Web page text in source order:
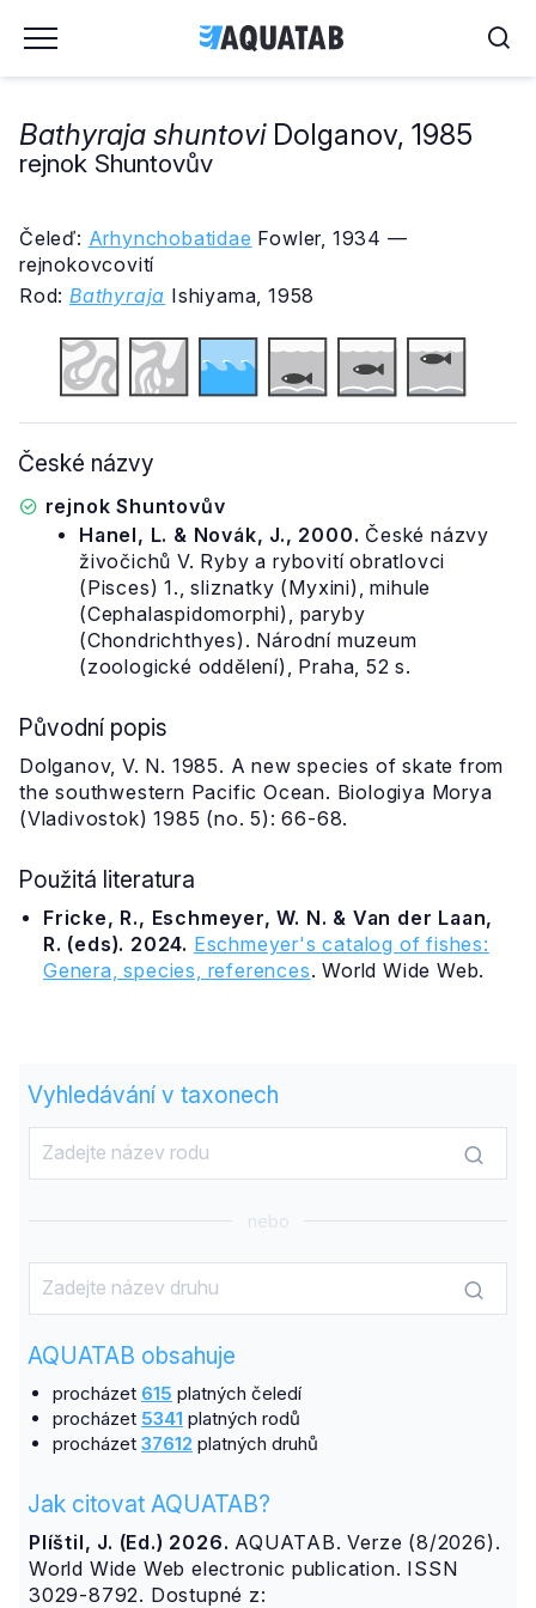
Bathyraja shuntoviDolganov, 1985
rejnok Shuntovův
Čeleď: Arhynchobatidae Fowler, 1934 —
rejnokovcovití
Rod: Bathyraja Ishiyama, 1958
České názvy
rejnok Shuntovův
Hanel, L. & Novák, J., 2000. České názvy
živočichů V. Ryby a rybovití obratlovci
(Pisces) 1., sliznatky (Myxini), mihule
(Cephalaspidomorphi), paryby
(Chondrichthyes). Národní muzeum
(zoologické oddělení), Praha, 52 s.
Původní popis
Dolganov, V. N. 1985. A new species of skate from
the southwestern Pacific Ocean. Biologiya Morya
(Vladivostok) 1985 (no. 5): 66-68.
Použitá literatura
Fricke, R., Eschmeyer, W. N. & Van der Laan,
R. (eds). 2024. Eschmeyer's catalog of fishes:
Genera, species, references. World Wide Web.
Vyhledávání v taxonech
nebo
AQUATAB obsahuje
procházet 615 platných čeledí
procházet 5341 platných rodů
procházet 37612 platných druhů
Jak citovat AQUATAB?
Plíštil, J. (Ed.) 2026. AQUATAB. Verze (8/2026).
World Wide Web electronic publication. ISSN
3029-8792. Dostupné z: